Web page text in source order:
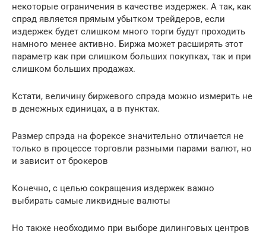
некоторые ограничения в качестве издержек. А так, как
спрэд является прямым убытком трейдеров, если
издержек будет слишком много торги будут проходить
намного менее активно. Биржа может расширять этот
параметр как при слишком больших покупках, так и при
слишком больших продажах.
Кстати, величину биржевого спрэда можно измерить не
в денежных единицах, а в пунктах.
Размер спрэда на форексе значительно отличается не
только в процессе торговли разными парами валют, но
и зависит от брокеров
Конечно, с целью сокращения издержек важно
выбирать самые ликвидные валюты
Но также необходимо при выборе дилинговых центров